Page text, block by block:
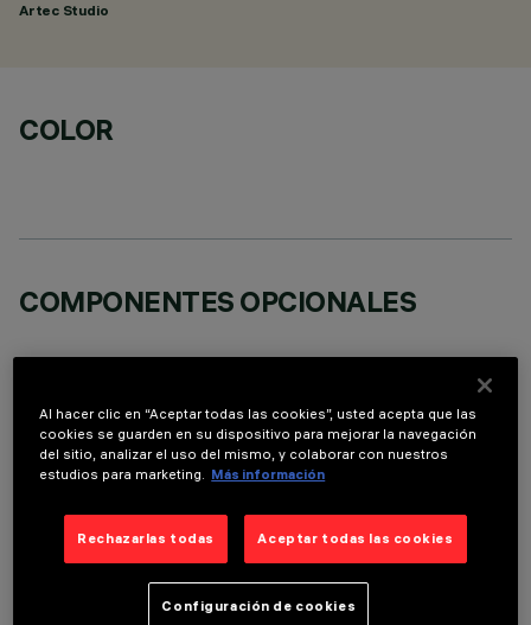
Artec Studio
COLOR
COMPONENTES OPCIONALES
DATOS TÉCNICOS
DESCRIPCIÓN
Proyector orientable con adaptador para instalación en raíl de
Al hacer clic en “Aceptar todas las cookies”, usted acepta que las
cookies se guarden en su dispositivo para mejorar la navegación
del sitio, analizar el uso del mismo, y colaborar con nuestros
estudios para marketing. Más información
Rechazarlas todas Aceptar todas las cookies
Configuración de cookies